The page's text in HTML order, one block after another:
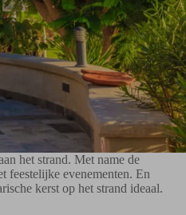
het strand. Met name de
feestelijke evenementen. En
kerst op het strand ideaal.